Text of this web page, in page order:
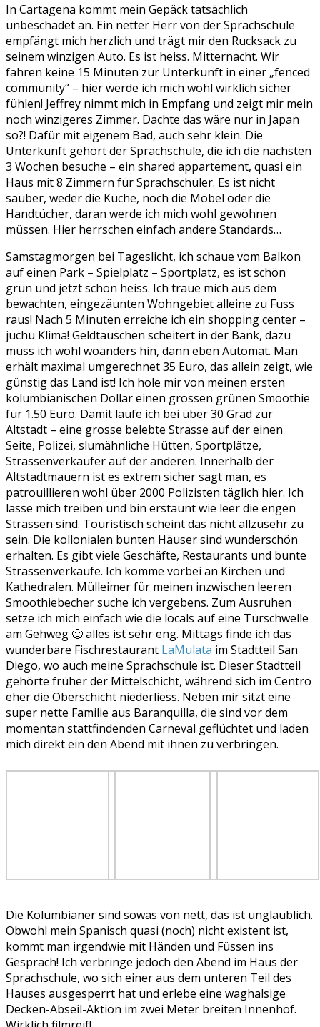
In Cartagena kommt mein Gepäck tatsächlich
unbeschadet an. Ein netter Herr von der Sprachschule
empfängt mich herzlich und trägt mir den Rucksack zu
seinem winzigen Auto. Es ist heiss. Mitternacht. Wir
fahren keine 15 Minuten zur Unterkunft in einer „fenced
community“ – hier werde ich mich wohl wirklich sicher
fühlen! Jeffrey nimmt mich in Empfang und zeigt mir mein
noch winzigeres Zimmer. Dachte das wäre nur in Japan
so?! Dafür mit eigenem Bad, auch sehr klein. Die
Unterkunft gehört der Sprachschule, die ich die nächsten
3 Wochen besuche – ein shared appartement, quasi ein
Haus mit 8 Zimmern für Sprachschüler. Es ist nicht
sauber, weder die Küche, noch die Möbel oder die
Handtücher, daran werde ich mich wohl gewöhnen
müssen. Hier herrschen einfach andere Standards…
Samstagmorgen bei Tageslicht, ich schaue vom Balkon
auf einen Park – Spielplatz – Sportplatz, es ist schön
grün und jetzt schon heiss. Ich traue mich aus dem
bewachten, eingezäunten Wohngebiet alleine zu Fuss
raus! Nach 5 Minuten erreiche ich ein shopping center –
juchu Klima! Geldtauschen scheitert in der Bank, dazu
muss ich wohl woanders hin, dann eben Automat. Man
erhält maximal umgerechnet 35 Euro, das allein zeigt, wie
günstig das Land ist! Ich hole mir von meinen ersten
kolumbianischen Dollar einen grossen grünen Smoothie
für 1.50 Euro. Damit laufe ich bei über 30 Grad zur
Altstadt – eine grosse belebte Strasse auf der einen
Seite, Polizei, slumähnliche Hütten, Sportplätze,
Strassenverkäufer auf der anderen. Innerhalb der
Altstadtmauern ist es extrem sicher sagt man, es
patrouillieren wohl über 2000 Polizisten täglich hier. Ich
lasse mich treiben und bin erstaunt wie leer die engen
Strassen sind. Touristisch scheint das nicht allzusehr zu
sein. Die kollonialen bunten Häuser sind wunderschön
erhalten. Es gibt viele Geschäfte, Restaurants und bunte
Strassenverkäufe. Ich komme vorbei an Kirchen und
Kathedralen. Mülleimer für meinen inzwischen leeren
Smoothiebecher suche ich vergebens. Zum Ausruhen
setze ich mich einfach wie die locals auf eine Türschwelle
am Gehweg 🙂 alles ist sehr eng. Mittags finde ich das
wunderbare Fischrestaurant LaMulata im Stadtteil San
Diego, wo auch meine Sprachschule ist. Dieser Stadtteil
gehörte früher der Mittelschicht, während sich im Centro
eher die Oberschicht niederliess. Neben mir sitzt eine
super nette Familie aus Baranquilla, die sind vor dem
momentan stattfindenden Carneval geflüchtet und laden
mich direkt ein den Abend mit ihnen zu verbringen.
Die Kolumbianer sind sowas von nett, das ist unglaublich.
Obwohl mein Spanisch quasi (noch) nicht existent ist,
kommt man irgendwie mit Händen und Füssen ins
Gespräch! Ich verbringe jedoch den Abend im Haus der
Sprachschule, wo sich einer aus dem unteren Teil des
Hauses ausgesperrt hat und erlebe eine waghalsige
Decken-Abseil-Aktion im zwei Meter breiten Innenhof.